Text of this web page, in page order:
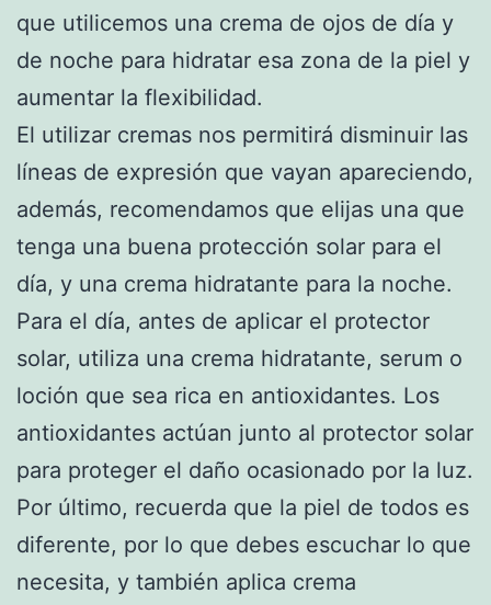
que utilicemos una crema de ojos de día y
de noche para hidratar esa zona de la piel y
aumentar la flexibilidad.
El utilizar cremas nos permitirá disminuir las
líneas de expresión que vayan apareciendo,
además, recomendamos que elijas una que
tenga una buena protección solar para el
día, y una crema hidratante para la noche.
Para el día, antes de aplicar el protector
solar, utiliza una crema hidratante, serum o
loción que sea rica en antioxidantes. Los
antioxidantes actúan junto al protector solar
para proteger el daño ocasionado por la luz.
Por último, recuerda que la piel de todos es
diferente, por lo que debes escuchar lo que
necesita, y también aplica crema